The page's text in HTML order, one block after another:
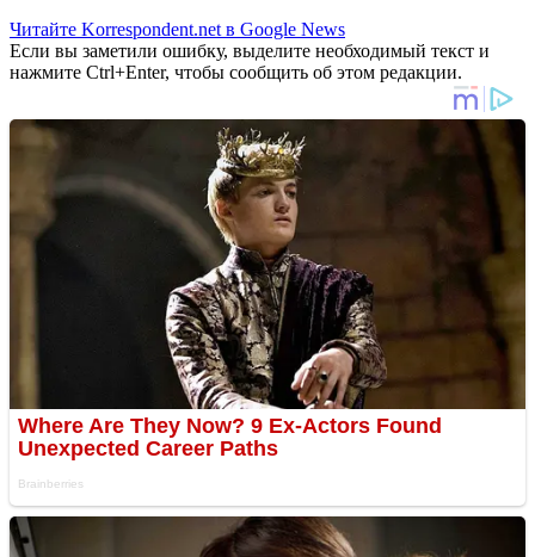
Читайте Korrespondent.net в Google News
Если вы заметили ошибку, выделите необходимый текст и
нажмите Ctrl+Enter, чтобы сообщить об этом редакции.